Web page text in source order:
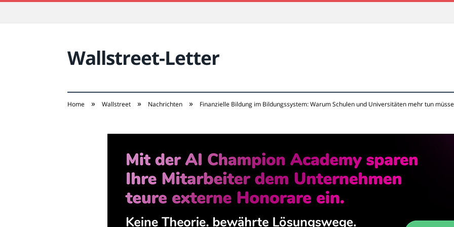
Wallstreet-Letter
Home » Wallstreet » Nachrichten » Finanzielle Bildung im Bildungssystem: Warum Schulen und Universitäten mehr tun